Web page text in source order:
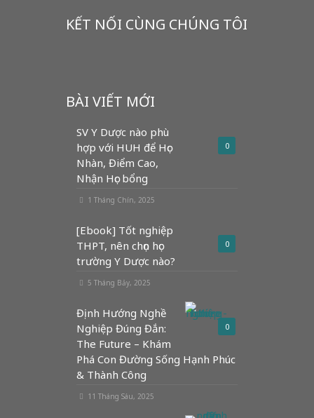
KẾT NỐI CÙNG CHÚNG TÔI
BÀI VIẾT MỚI
0
SV Y Dược nào phù
hợp với HUH để Học
Nhàn, Điểm Cao,
Nhận Học bổng
1 Tháng Chín, 2025
0
[Ebook] Tốt nghiệp
THPT, nên chọn học
trường Y Dược nào?
5 Tháng Bảy, 2025
0
Định Hướng Nghề
Nghiệp Đúng Đắn:
The Future – Khám
Phá Con Đường Sống Hạnh Phúc
& Thành Công
11 Tháng Sáu, 2025